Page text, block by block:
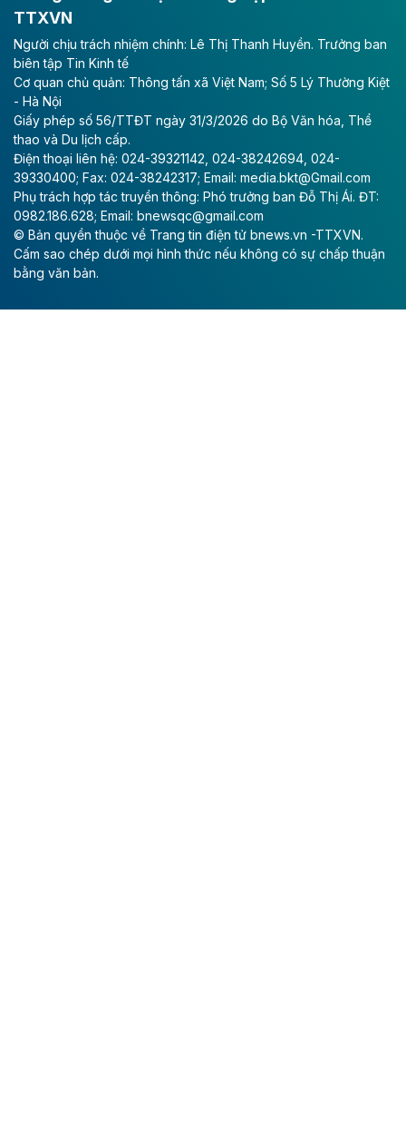
Tổng công ty Cảng hàng không Việt Nam - CTCP
(ACV) vừa lập kỷ lục mới về lợi nhuận trong quý
II/2026.
Theo baodautu.vn
Vinaconex lập đỉnh doanh thu
Tổng CTCP Xuất nhập khẩu và Xây dựng Việt Nam
(Vinaconex) đã khép lại nửa đầu năm với doanh thu
thuần gần 7.268 tỷ đồng, tăng 4% so với cùng kỳ và
cũng là mức cao nhất lịch sử hoạt động của doanh
nghiệp.
TTXVN
Người chịu trách nhiệm chính: Lê Thị Thanh Huyền. Trưởng ban
biên tập Tin Kinh tế
Cơ quan chủ quản: Thông tấn xã Việt Nam; Số 5 Lý Thường Kiệt
- Hà Nội
Giấy phép số 56/TTĐT ngày 31/3/2026 do Bộ Văn hóa, Thể
thao và Du lịch cấp.
Điện thoại liên hệ: 024-39321142, 024-38242694, 024-
39330400; Fax: 024-38242317; Email: media.bkt@Gmail.com
Phụ trách hợp tác truyền thông: Phó trưởng ban Đỗ Thị Ái. ĐT:
0982.186.628; Email: bnewsqc@gmail.com
© Bản quyền thuộc về Trang tin điện tử bnews.vn -TTXVN.
Cấm sao chép dưới mọi hình thức nếu không có sự chấp thuận
bằng văn bản.